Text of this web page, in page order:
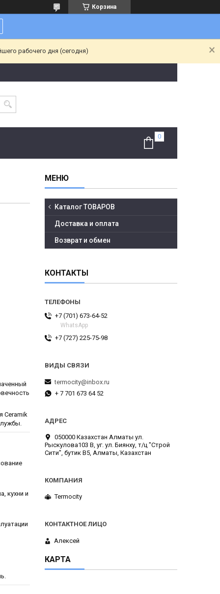
Корзина
рабочего дня (сегодня)
Ceramik
кухни и
Каталог ТОВАРОВ
Доставка и оплата
Возврат и обмен
КОНТАКТЫ
+7 (701) 673-64-52
WhatsApp
+7 (727) 225-75-98
termocity@inbox.ru
+ 7 701 673 64 52
050000 Казахстан Алматы ул.
Рыскулова103 В, уг. ул. Биянху, т/ц "Строй
Сити", бутик В5, Алматы, Казахстан
Termocity
Алексей
КАРТА